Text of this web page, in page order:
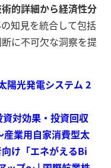
的詳細から経済性分
知見を統合して包括
に不可欠な洞察を提
陽光発電システム 2
対効果・投資回収
業用自家消費型太
け「エネがえるBi